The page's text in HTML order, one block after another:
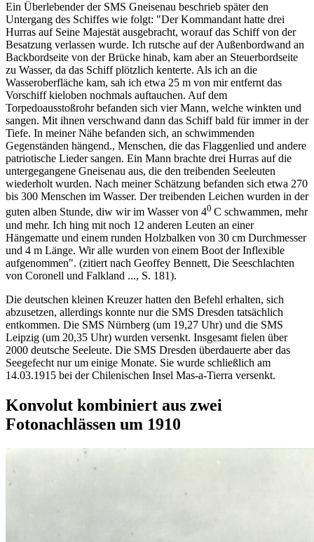
Ein Überlebender der SMS Gneisenau beschrieb später den
Untergang des Schiffes wie folgt: "Der Kommandant hatte drei
Hurras auf Seine Majestät ausgebracht, worauf das Schiff von der
Besatzung verlassen wurde. Ich rutsche auf der Außenbordwand an
Backbordseite von der Brücke hinab, kam aber an Steuerbordseite
zu Wasser, da das Schiff plötzlich kenterte. Als ich an die
Wasseroberfläche kam, sah ich etwa 25 m von mir entfernt das
Vorschiff kieloben nochmals auftauchen. Auf dem
Torpedoausstoßrohr befanden sich vier Mann, welche winkten und
sangen. Mit ihnen verschwand dann das Schiff bald für immer in der
Tiefe. In meiner Nähe befanden sich, an schwimmenden
Gegenständen hängend., Menschen, die das Flaggenlied und andere
patriotische Lieder sangen. Ein Mann brachte drei Hurras auf die
untergegangene Gneisenau aus, die den treibenden Seeleuten
wiederholt wurden. Nach meiner Schätzung befanden sich etwa 270
bis 300 Menschen im Wasser. Der treibenden Leichen wurden in der
guten alben Stunde, diw wir im Wasser von 40 C schwammen, mehr
und mehr. Ich hing mit noch 12 anderen Leuten an einer
Hängematte und einem runden Holzbalken von 30 cm Durchmesser
und 4 m Länge. Wir alle wurden von einem Boot der Inflexible
aufgenommen". (zitiert nach Geoffey Bennett, Die Seeschlachten
von Coronell und Falkland ..., S. 181).
Die deutschen kleinen Kreuzer hatten den Befehl erhalten, sich
abzusetzen, allerdings konnte nur die SMS Dresden tatsächlich
entkommen. Die SMS Nürnberg (um 19,27 Uhr) und die SMS
Leipzig (um 20,35 Uhr) wurden versenkt. Insgesamt fielen über
2000 deutsche Seeleute. Die SMS Dresden überdauerte aber das
Seegefecht nur um einige Monate. Sie wurde schließlich am
14.03.1915 bei der Chilenischen Insel Mas-a-Tierra versenkt.
Konvolut kombiniert aus zwei
Fotonachlässen um 1910